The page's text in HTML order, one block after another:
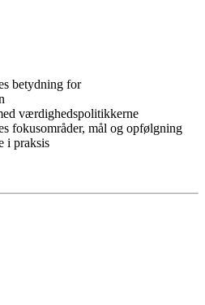
betydning for
værdighedspolitikkerne
fokusområder, mål og opfølgning
i praksis